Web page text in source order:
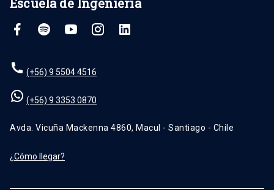
(+56) 9 5504 4516
(+56) 9 3353 0870
Avda. Vicuña Mackenna 4860, Macul - Santiago - Chile
¿Cómo llegar?